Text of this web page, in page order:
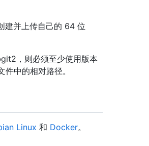
建并上传自己的 64 位
，则必须至少使用版本
件中的相对路径。
Linux 和 Docker。